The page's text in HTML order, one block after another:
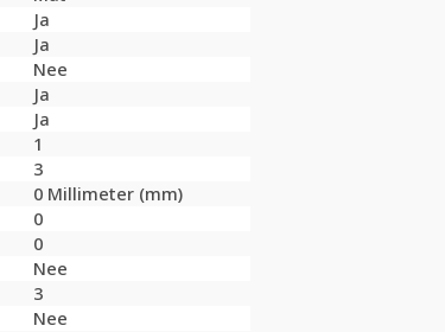
Ja
Ja
Nee
Ja
Ja
1
3
0 Millimeter (mm)
0
0
Nee
3
Nee